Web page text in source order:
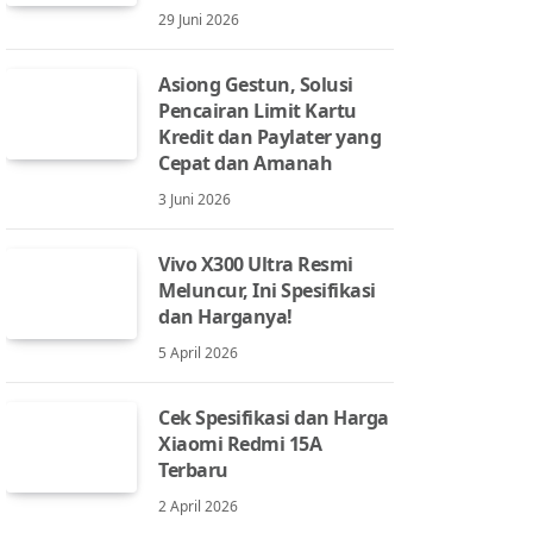
29 Juni 2026
Asiong Gestun, Solusi
Pencairan Limit Kartu
Kredit dan Paylater yang
Cepat dan Amanah
3 Juni 2026
Vivo X300 Ultra Resmi
Meluncur, Ini Spesifikasi
dan Harganya!
5 April 2026
Cek Spesifikasi dan Harga
Xiaomi Redmi 15A
Terbaru
2 April 2026